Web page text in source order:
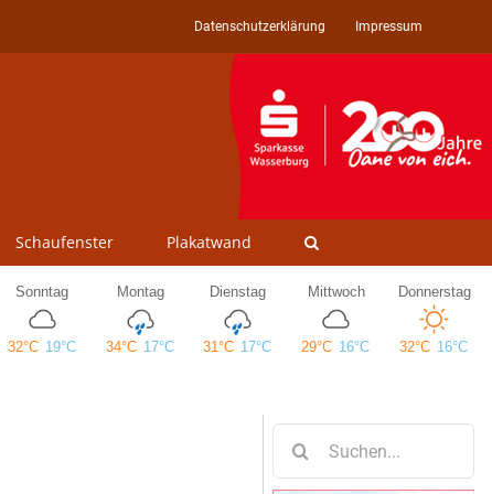
Datenschutzerklärung Impressum
Schaufenster Plakatwand
nach: